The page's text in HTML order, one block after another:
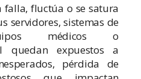
falla, fluctúa o se satura
servidores, sistemas de
médicos o
quedan expuestos a
pérdida de